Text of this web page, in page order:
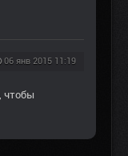
06 янв 2015 11:19
, чтобы